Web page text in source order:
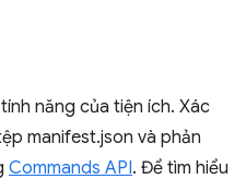
năng của tiện ích. Xác
manifest.json và phản
Commands API. Để tìm hiểu